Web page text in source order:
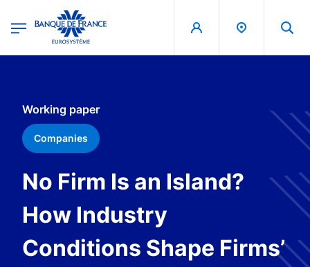
Banque de France - Menu Principal
Working paper
Companies
No Firm Is an Island?
How Industry
Conditions Shape Firms’